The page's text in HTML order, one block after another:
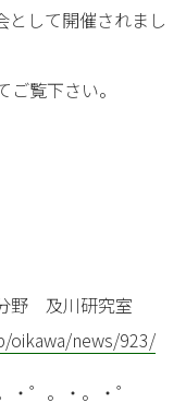
として開催されまし
覧下さい。
野 及川研究室
oikawa/news/923/
。・。・゜